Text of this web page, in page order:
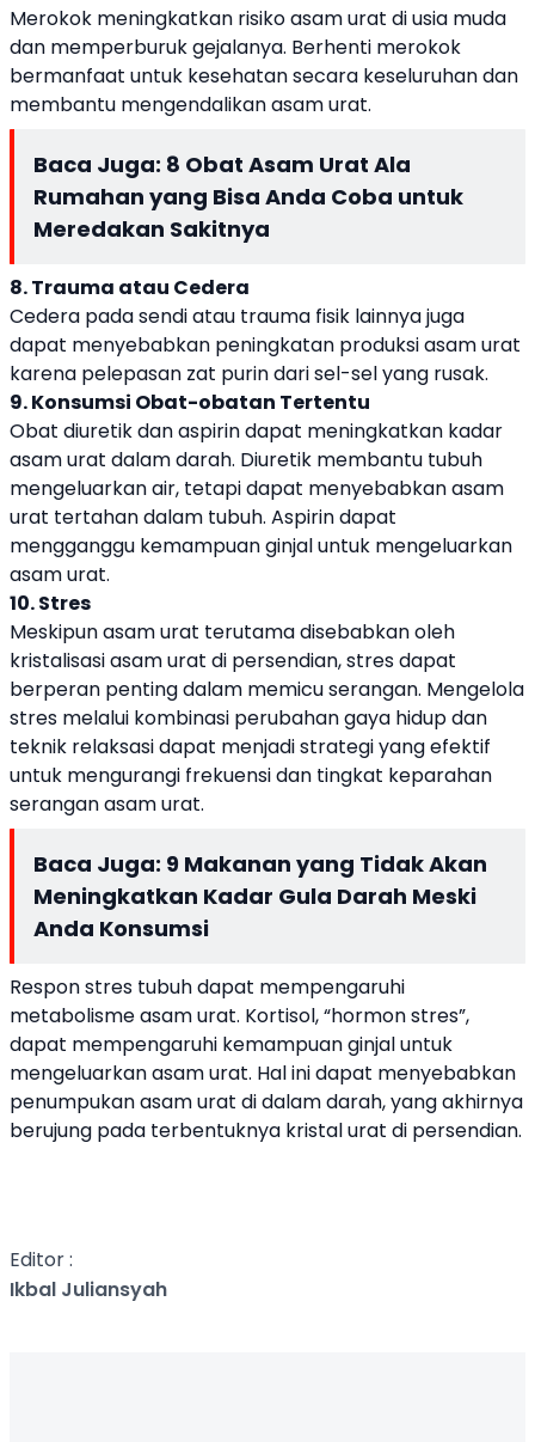
Merokok meningkatkan risiko asam urat di usia muda
dan memperburuk gejalanya. Berhenti merokok
bermanfaat untuk kesehatan secara keseluruhan dan
membantu mengendalikan asam urat.
Baca Juga: 8 Obat Asam Urat Ala
Rumahan yang Bisa Anda Coba untuk
Meredakan Sakitnya
8. Trauma atau Cedera
Cedera pada sendi atau trauma fisik lainnya juga
dapat menyebabkan peningkatan produksi asam urat
karena pelepasan zat purin dari sel-sel yang rusak.
9. Konsumsi Obat-obatan Tertentu
Obat diuretik dan aspirin dapat meningkatkan kadar
asam urat dalam darah. Diuretik membantu tubuh
mengeluarkan air, tetapi dapat menyebabkan asam
urat tertahan dalam tubuh. Aspirin dapat
mengganggu kemampuan ginjal untuk mengeluarkan
asam urat.
10. Stres
Meskipun asam urat terutama disebabkan oleh
kristalisasi asam urat di persendian, stres dapat
berperan penting dalam memicu serangan. Mengelola
stres melalui kombinasi perubahan gaya hidup dan
teknik relaksasi dapat menjadi strategi yang efektif
untuk mengurangi frekuensi dan tingkat keparahan
serangan asam urat.
Baca Juga: 9 Makanan yang Tidak Akan
Meningkatkan Kadar Gula Darah Meski
Anda Konsumsi
Respon stres tubuh dapat mempengaruhi
metabolisme asam urat. Kortisol, “hormon stres”,
dapat mempengaruhi kemampuan ginjal untuk
mengeluarkan asam urat. Hal ini dapat menyebabkan
penumpukan asam urat di dalam darah, yang akhirnya
berujung pada terbentuknya kristal urat di persendian.
Editor :
Ikbal Juliansyah